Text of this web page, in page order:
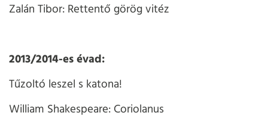
Zalán Tibor: Rettentő görög vitéz
2013/2014-es évad:
Tűzoltó leszel s katona!
William Shakespeare: Coriolanus